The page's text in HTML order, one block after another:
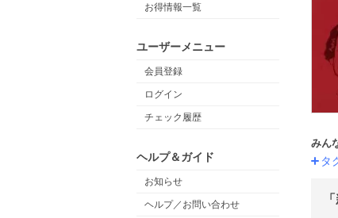
お得情報一覧
ユーザーメニュー
会員登録
ログイン
チェック履歴
ヘルプ＆ガイド
お知らせ
ヘルプ／お問い合わせ
みん
タ